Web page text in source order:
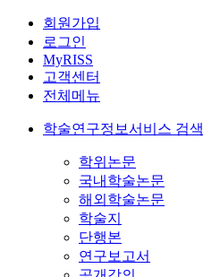
회원가입
로그인
MyRISS
고객센터
전체메뉴
학술연구정보서비스 검색
학위논문
국내학술논문
해외학술논문
학술지
단행본
연구보고서